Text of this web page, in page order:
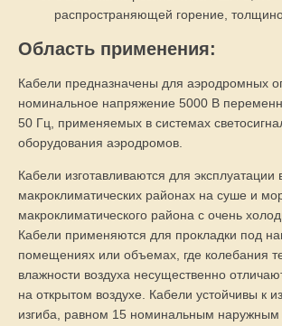
распространяющей горение,
Область применения:
Кабели предназначены для аэродромных
номинальное напряжение 5000 В
50 Гц, применяемых в системах
оборудования аэродромов.
Кабели изготавливаются для эксплуатации
макроклиматических районах на суше и
макроклиматического района с очень
Кабели применяются для прокладки под
помещениях или объемах, где колебания
влажности воздуха несущественно
на открытом воздухе. Кабели устойчивы к
изгиба, равном 15 номинальным